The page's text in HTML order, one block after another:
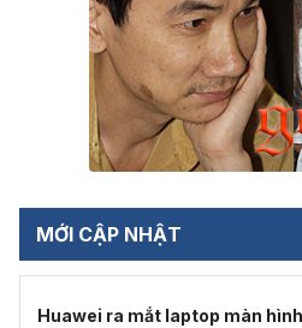
MỚI CẬP NHẬT
Huawei ra mắt laptop màn